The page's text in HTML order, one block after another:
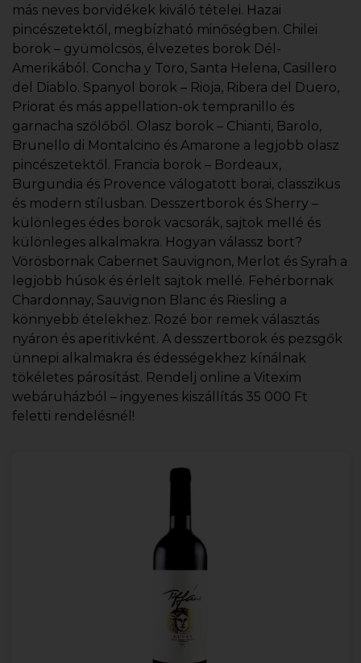
más neves borvidékek kiváló tételei. Hazai
pincészetektől, megbízható minőségben. Chilei
borok – gyümölcsös, élvezetes borok Dél-
Amerikából. Concha y Toro, Santa Helena, Casillero
del Diablo. Spanyol borok – Rioja, Ribera del Duero,
Priorat és más appellation-ok tempranillo és
garnacha szőlőből. Olasz borok – Chianti, Barolo,
Brunello di Montalcino és Amarone a legjobb olasz
pincészetektől. Francia borok – Bordeaux,
Burgundia és Provence válogatott borai, classzikus
és modern stílusban. Desszertborok és Sherry –
különleges édes borok vacsorák, sajtok mellé és
különleges alkalmakra. Hogyan válassz bort?
Vörösbornak Cabernet Sauvignon, Merlot és Syrah a
legjobb húsok és érlelt sajtok mellé. Fehérbornak
Chardonnay, Sauvignon Blanc és Riesling a
könnyebb ételekhez. Rozé bor remek választás
nyáron és aperitivként. A desszertborok és pezsgők
ünnepi alkalmakra és édességekhez kínálnak
tökéletes párosítást. Rendelj online a Vitexim
webáruházból – ingyenes kiszállítás 35 000 Ft
feletti rendelésnél!